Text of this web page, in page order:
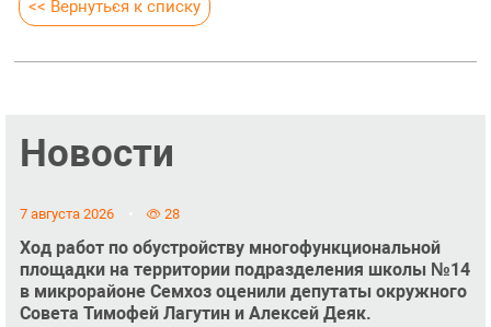
<< Вернуться к списку
Новости
7 августа 2026 28
Ход работ по обустройству многофункциональной
площадки на территории подразделения школы №14
в микрорайоне Семхоз оценили депутаты окружного
Совета Тимофей Лагутин и Алексей Деяк.